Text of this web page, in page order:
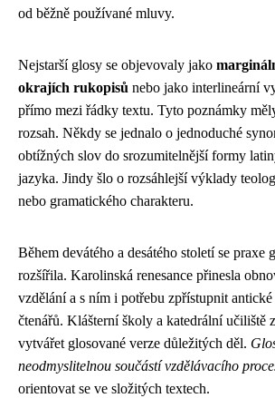
od běžně používané mluvy.
Nejstarší glosy se objevovaly jako
okrajích rukopisů nebo jako interlineární
přímo mezi řádky textu. Tyto poznámky
rozsah. Někdy se jednalo o jednoduché
obtížných slov do srozumitelnější formy
jazyka. Jindy šlo o rozsáhlejší výklady
nebo gramatického charakteru.
Během devátého a desátého století se praxe
rozšířila. Karolinská renesance přinesla
vzdělání a s ním i potřebu zpřístupnit
čtenářů. Klášterní školy a katedrální učiliště
vytvářet glosované verze důležitých děl.
neodmyslitelnou součástí vzdělávacího
orientovat se ve složitých textech.